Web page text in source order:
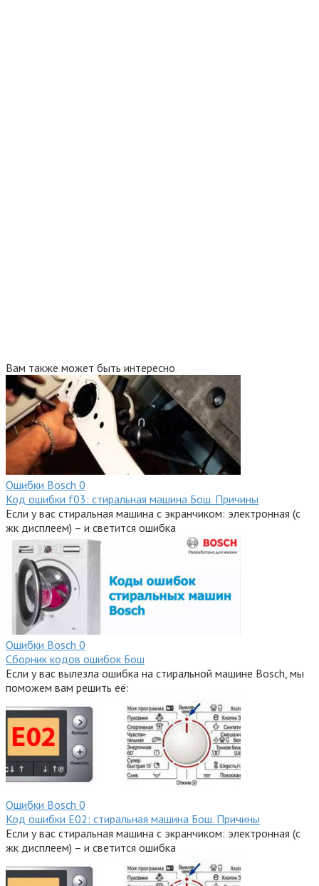
Вам также может быть интересно
Ошибки Bosсh 0
Код ошибки f03: стиральная машина Бош. Причины
Если у вас стиральная машина с экранчиком: электронная (с
жк дисплеем) – и светится ошибка
Ошибки Bosсh 0
Сборник кодов ошибок Бош
Если у вас вылезла ошибка на стиральной машине Bosch, мы
поможем вам решить её:
Ошибки Bosсh 0
Код ошибки E02: стиральная машина Бош. Причины
Если у вас стиральная машина с экранчиком: электронная (с
жк дисплеем) – и светится ошибка